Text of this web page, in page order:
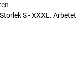
S - XXXL. Arbetet